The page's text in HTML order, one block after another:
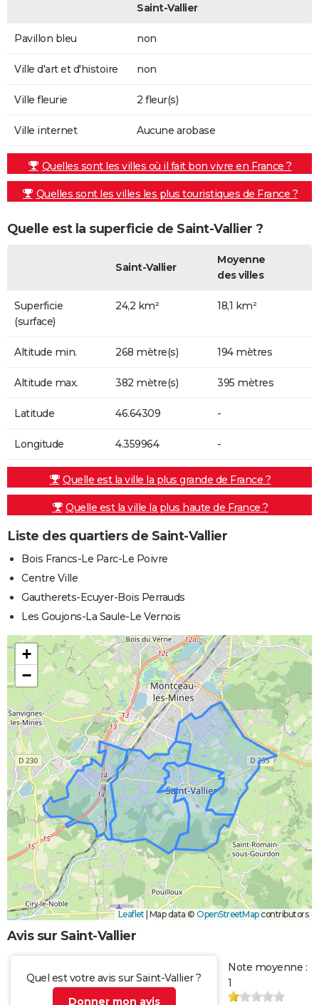
Saint-Vallier
Pavillon bleu non
Ville d'art et d'histoire non
Ville fleurie 2 fleur(s)
Ville internet Aucune arobase
Quelles sont les villes où il fait bon vivre en France ?
Quelles sont les villes les plus touristiques de France ?
Quelle est la superficie de Saint-Vallier ?
Saint-Vallier
Moyenne
des villes
Superficie
(surface)
24,2 km² 18,1 km²
Altitude min. 268 mètre(s) 194 mètres
Altitude max. 382 mètre(s) 395 mètres
Latitude 46.64309 -
Longitude 4.359964 -
Quelle est la ville la plus grande de France ?
Quelle est la ville la plus haute de France ?
Liste des quartiers de Saint-Vallier
Bois Francs-Le Parc-Le Poivre
Centre Ville
Gautherets-Ecuyer-Bois Perrauds
Les Goujons-La Saule-Le Vernois
+
−
Leaflet Map data © OpenStreetMapcontributors
Avis sur Saint-Vallier
Quel est votre avis sur Saint-Vallier ?
Donner mon avis
Note moyenne :
1